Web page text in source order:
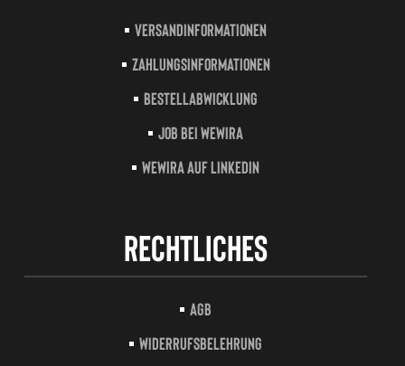
Versandinformationen
Zahlungsinformationen
Bestellabwicklung
Job bei Wewira
Wewira auf LinkedIn
Rechtliches
AGB
Widerrufsbelehrung